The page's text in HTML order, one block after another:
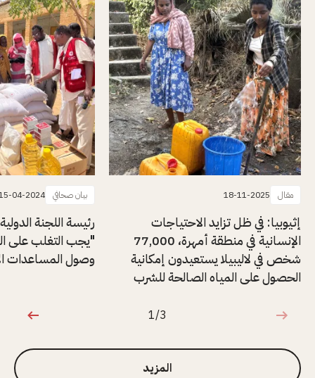
مقال 18-11-2025
إثيوبيا: في ظل تزايد الاحتياجات
الإنسانية في منطقة أمهرة، 77,000
شخص في لاليبيلا يستعيدون إمكانية
الحصول على المياه الصالحة للشرب
بيان صحافي 04-2024
رئيسة اللجنة
"يجب التغلب على
وصول المساعدات
1 من 3
1/3
المزيد